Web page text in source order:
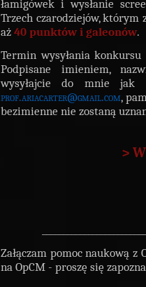
łamigówek i wysłanie
Trzech czarodziejów,
aż 40 punktów i galeonów.
Termin wysyłania
Podpisane imieniem,
wysyłajcie do mnie jak
prof.ariacarter@gmail.com,
bezimienne nie zostaną
>
Załączam pomoc naukową
na OpCM - proszę się